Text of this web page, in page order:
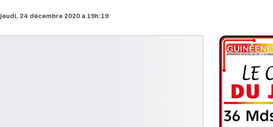
jeudi, 24 décembre 2020 à 19h:19